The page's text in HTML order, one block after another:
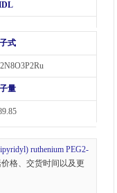
式
量
ruthenium PEG2-
格、交货时间以及更